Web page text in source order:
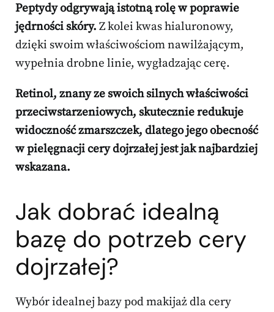
Peptydy odgrywają istotną rolę w poprawie
jędrności skóry. Z kolei kwas hialuronowy,
dzięki swoim właściwościom nawilżającym,
wypełnia drobne linie, wygładzając cerę.
Retinol, znany ze swoich silnych właściwości
przeciwstarzeniowych, skutecznie redukuje
widoczność zmarszczek, dlatego jego obecność
w pielęgnacji cery dojrzałej jest jak najbardziej
wskazana.
Jak dobrać idealną
bazę do potrzeb cery
dojrzałej?
Wybór idealnej bazy pod makijaż dla cery